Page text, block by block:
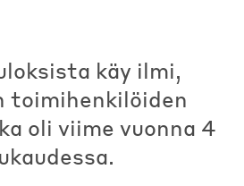
käy ilmi,
toimihenkilöiden
oli viime vuonna 4